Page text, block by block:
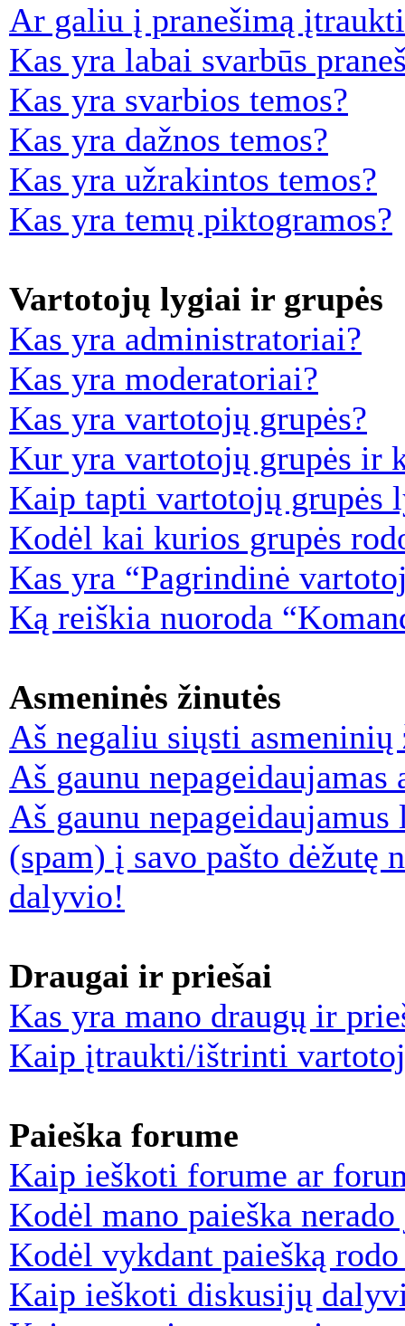
Ar galiu į pranešimą
Kas yra labai svarbūs
Kas yra svarbios temos?
Kas yra dažnos temos?
Kas yra užrakintos temos?
Kas yra temų piktogramos?
Vartotojų lygiai ir grupės
Kas yra administratoriai?
Kas yra moderatoriai?
Kas yra vartotojų grupės?
Kur yra vartotojų grupės ir
Kaip tapti vartotojų grupės
Kodėl kai kurios grupės
Kas yra “Pagrindinė
Ką reiškia nuoroda
Asmeninės žinutės
Aš negaliu siųsti
Aš gaunu nepageidaujamas
Aš gaunu
(spam) į savo pašto dėžutę
dalyvio!
Draugai ir priešai
Kas yra mano draugų ir
Kaip įtraukti/ištrinti
Paieška forume
Kaip ieškoti forume ar
Kodėl mano paieška
Kodėl vykdant paiešką
Kaip ieškoti diskusijų